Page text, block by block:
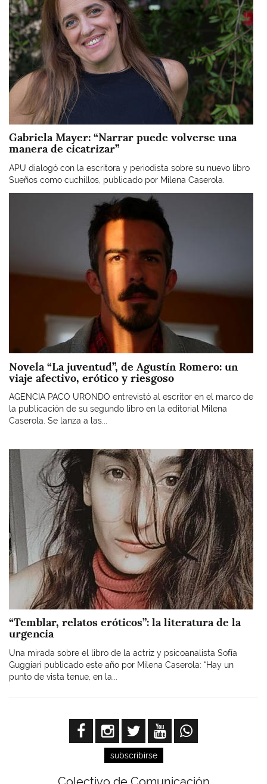
Gabriela Mayer: “Narrar puede volverse una
manera de cicatrizar”
APU dialogó con la escritora y periodista sobre su nuevo libro
Sueños como cuchillos, publicado por Milena Caserola.
Novela “La juventud”, de Agustín Romero: un
viaje afectivo, erótico y riesgoso
AGENCIA PACO URONDO entrevistó al escritor en el marco de
la publicación de su segundo libro en la editorial Milena
Caserola. Se lanza a las...
Imagen
“Temblar, relatos eróticos”: la literatura de la
urgencia
Una mirada sobre el libro de la actriz y psicoanalista Sofía
Guggiari publicado este año por Milena Caserola: “Hay un
punto de vista tenue, en la...
subscribirse